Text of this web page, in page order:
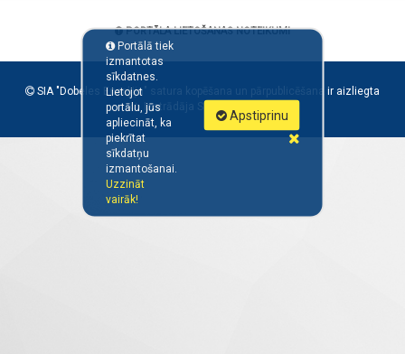
Portālā tiek
izmantotas
sīkdatnes.
Lietojot
portālu, jūs
apliecināt, ka
piekrītat
sīkdatņu
izmantošanai.
Uzzināt
vairāk!
Apstiprinu
PORTĀLA LIETOŠANAS NOTEIKUMI
SIA "Dobeles Enerģija" satura kopēšana un pārpublicēšana ir aizliegta
Izstrādāja SIA "